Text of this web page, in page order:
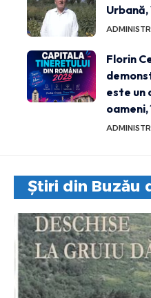
Florin
este un
oameni,
Știri din Buzău